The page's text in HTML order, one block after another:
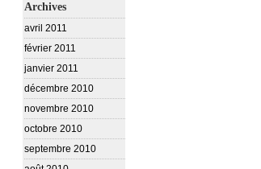
Archives
avril 2011
février 2011
janvier 2011
décembre 2010
novembre 2010
octobre 2010
septembre 2010